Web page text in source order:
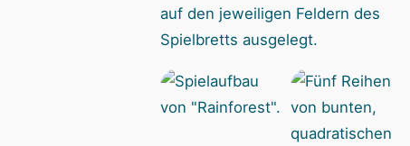
auf den jeweiligen Feldern des
Spielbretts ausgelegt.